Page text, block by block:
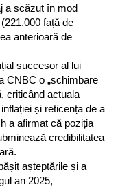
a scăzut în mod
față de
anterioară de
succesor al lui
CNBC o „schimbare
criticând actuala
și reticența de a
a afirmat că poziția
credibilitatea
așteptările și a
an 2025,